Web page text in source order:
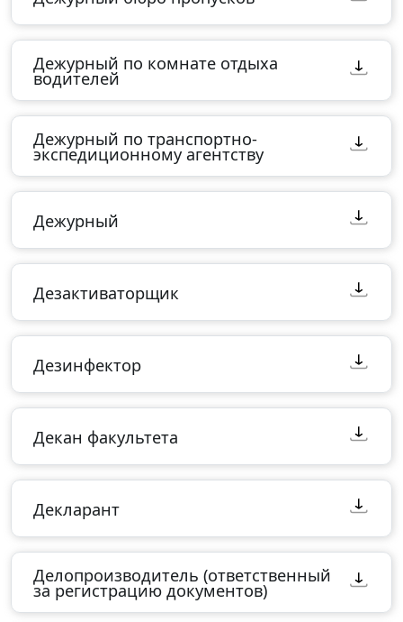
Дежурный по комнате отдыха
водителей
Дежурный по транспортно-
экспедиционному агентству
Дежурный
Дезактиваторщик
Дезинфектор
Декан факультета
Декларант
Делопроизводитель (ответственный
за регистрацию документов)